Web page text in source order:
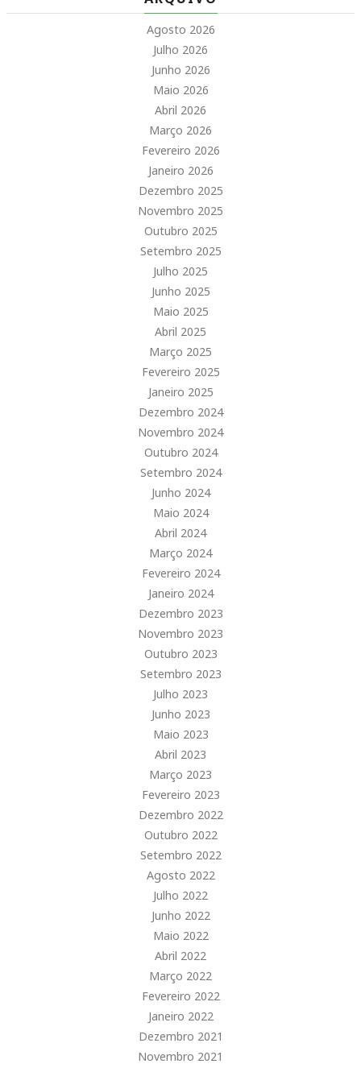
Agosto 2026
Julho 2026
Junho 2026
Maio 2026
Abril 2026
Março 2026
Fevereiro 2026
Janeiro 2026
Dezembro 2025
Novembro 2025
Outubro 2025
Setembro 2025
Julho 2025
Junho 2025
Maio 2025
Abril 2025
Março 2025
Fevereiro 2025
Janeiro 2025
Dezembro 2024
Novembro 2024
Outubro 2024
Setembro 2024
Junho 2024
Maio 2024
Abril 2024
Março 2024
Fevereiro 2024
Janeiro 2024
Dezembro 2023
Novembro 2023
Outubro 2023
Setembro 2023
Julho 2023
Junho 2023
Maio 2023
Abril 2023
Março 2023
Fevereiro 2023
Dezembro 2022
Outubro 2022
Setembro 2022
Agosto 2022
Julho 2022
Junho 2022
Maio 2022
Abril 2022
Março 2022
Fevereiro 2022
Janeiro 2022
Dezembro 2021
Novembro 2021